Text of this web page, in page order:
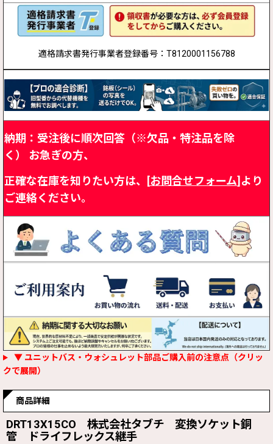
適格請求書発行事業者登録番号：T8120001156788
納期：受注後に順次回答（※欠品・特注品を除
く）
お急ぎの方、
正確な在庫を知りたい方は、[お問合せフォーム]より
ご連絡ください。
▼ ユニットバス・ウォシュレット部品ご購入前の注意点（クリッ
クで展開）
商品詳細
DRT13X15CO 株式会社タブチ 変換ソケット銅
管 ドライフレックス継手